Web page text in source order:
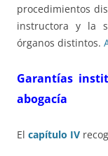
procedimientos
instructora y la
órganos distintos.
Garantías
abogacía
El capítulo IV